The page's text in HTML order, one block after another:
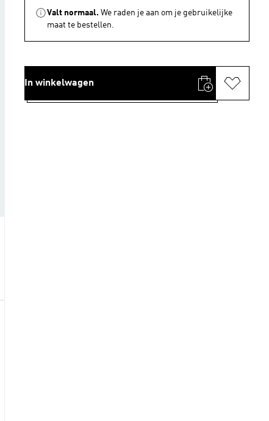
Valt normaal. We raden je aan om je gebruikelijke
maat te bestellen.
In winkelwagen